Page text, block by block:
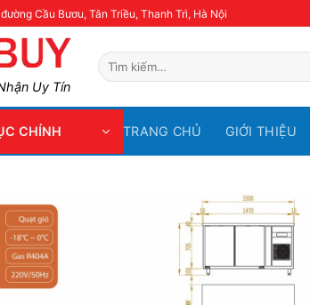
Cầu Bươu, Tân Triều, Thanh Trì, Hà Nội
Uy Tín
Tìm
kiếm:
CHÍNH TRANG CHỦ GIỚI THIỆU